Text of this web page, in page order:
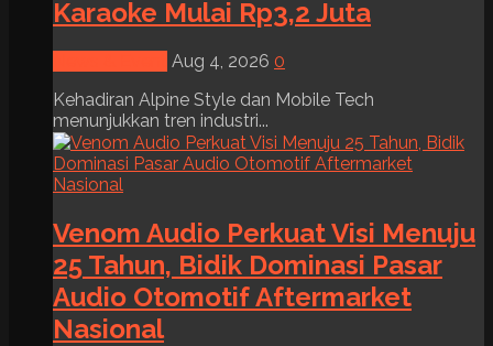
Karaoke Mulai Rp3,2 Juta
Aug 4, 2026 0
Kehadiran Alpine Style dan Mobile Tech
menunjukkan tren industri...
Venom Audio Perkuat Visi Menuju
25 Tahun, Bidik Dominasi Pasar
Audio Otomotif Aftermarket
Nasional